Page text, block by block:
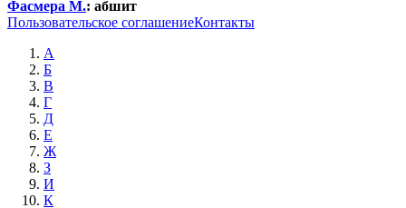
Фасмера М.: абшит
Пользовательское соглашениеКонтакты
А
Б
В
Г
Д
Е
Ж
З
И
К